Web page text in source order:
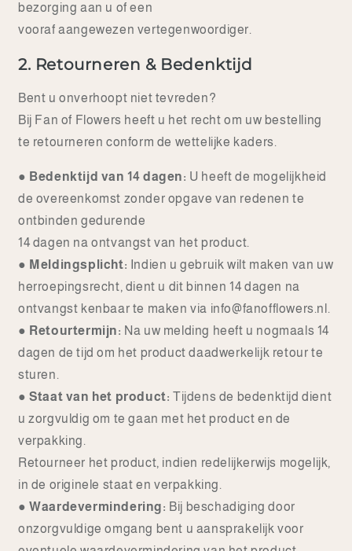
bezorging aan u of een
vooraf aangewezen vertegenwoordiger.
2. Retourneren & Bedenktijd
Bent u onverhoopt niet tevreden?
Bij Fan of Flowers heeft u het recht om uw bestelling
te retourneren conform de wettelijke kaders.
● Bedenktijd van 14 dagen: U heeft de mogelijkheid
de overeenkomst zonder opgave van redenen te
ontbinden gedurende
14 dagen na ontvangst van het product.
● Meldingsplicht: Indien u gebruik wilt maken van uw
herroepingsrecht, dient u dit binnen 14 dagen na
ontvangst kenbaar te maken via info@fanofflowers.nl.
● Retourtermijn: Na uw melding heeft u nogmaals 14
dagen de tijd om het product daadwerkelijk retour te
sturen.
● Staat van het product: Tijdens de bedenktijd dient
u zorgvuldig om te gaan met het product en de
verpakking.
Retourneer het product, indien redelijkerwijs mogelijk,
in de originele staat en verpakking.
● Waardevermindering: Bij beschadiging door
onzorgvuldige omgang bent u aansprakelijk voor